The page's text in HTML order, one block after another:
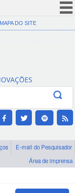
(COVID-19)
Canais
MAPA DO SITE
E-mail do Pesquisador
Área de imprensa